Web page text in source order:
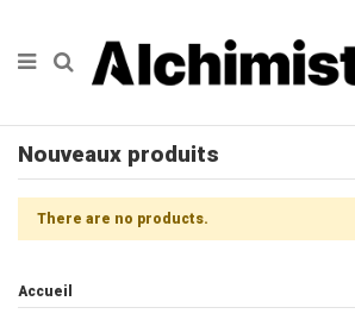
Nouveaux produits
There are no products.
Accueil